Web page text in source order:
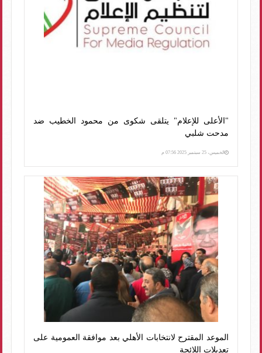
"الأعلى للإعلام" يتلقى شكوى من محمود الخطيب ضد
مدحت شلبي
الخميس، 25 سبتمبر 2025 07:56 م
الموعد المقترح لانتخابات الأهلي بعد موافقة العمومية على
تعديلات اللائحة